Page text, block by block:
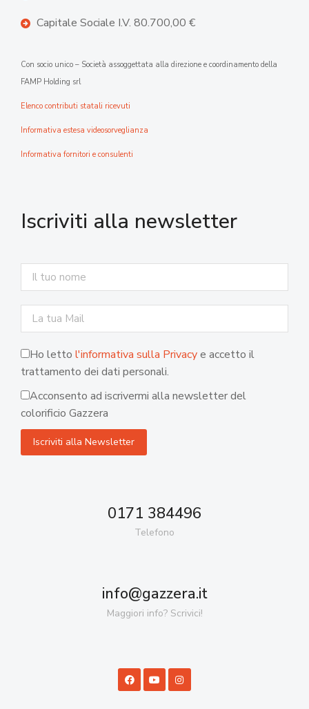
Capitale Sociale I.V. 80.700,00 €
Con socio unico – Società assoggettata alla direzione e coordinamento della
FAMP Holding srl
Elenco contributi statali ricevuti
Informativa estesa videosorveglianza
Informativa fornitori e consulenti
Iscriviti alla newsletter
Ho letto l'informativa sulla Privacye accetto il
trattamento dei dati personali.
Acconsento ad iscrivermi alla newsletter del
colorificio Gazzera
0171 384496
Telefono
info@gazzera.it
Maggiori info? Scrivici!